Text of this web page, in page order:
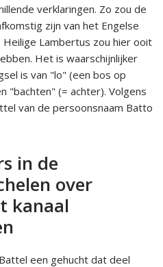
verklaringen. Zo zou de
zijn van het Engelse
Lambertus zou hier ooit
Het is waarschijnlijker
is van "lo" (een bos op
"bachten" (= achter). Volgens
van de persoonsnaam Batto
in de
over
kanaal
een gehucht dat deel